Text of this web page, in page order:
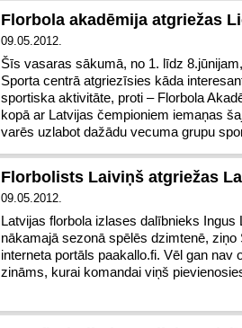
Florbola akadēmija atgriežas
09.05.2012.
Šīs vasaras sākumā, no 1. līdz
Sporta centrā atgriezīsies kāda
sportiska aktivitāte, proti – Florbola
kopā ar Latvijas čempioniem iemaņas
varēs uzlabot dažādu vecuma grupu
Florbolists Laiviņš atgriežas
09.05.2012.
Latvijas florbola izlases dalībnieks Ingus
nākamajā sezonā spēlēs dzimtenē, ziņo
interneta portāls paakallo.fi. Vēl gan nav
zināms, kurai komandai viņš